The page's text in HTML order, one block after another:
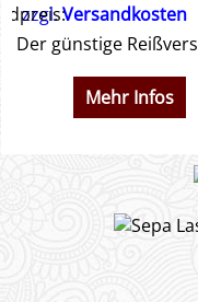
zzgl.Versandkosten
Mehr Infos